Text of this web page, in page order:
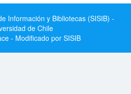
Información y Bibliotecas (SISIB) -
de Chile
- Modificado por SISIB